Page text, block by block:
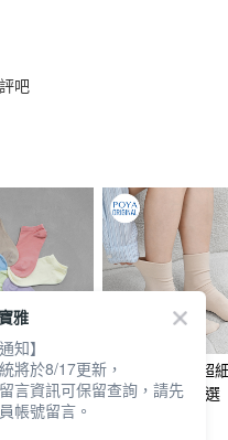
吧
涼感船
POYA COZY 超
寬口襪-多款任選
雅
知】
將於8/17更新，
言資訊可保留查詢，請先
帳號留言。